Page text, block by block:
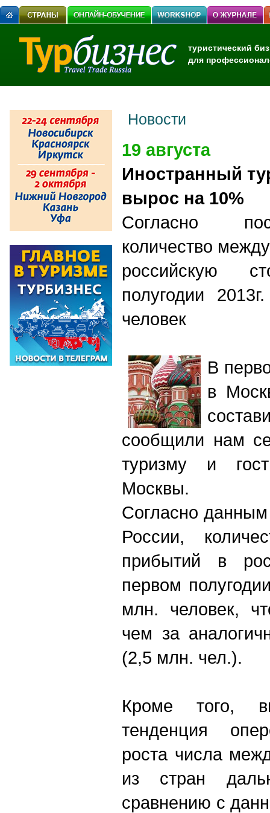
туристический
для
Новости
19 августа
Иностранный
вырос на 10%
Cогласно
количество
российскую
полугодии
человек
В
в
сообщили нам
туризму и
Москвы.
Согласно
России,
прибытий в
первом
млн. человек,
чем за
(2,5 млн. чел.).
Кроме того,
тенденция
роста числа
из стран
сравнению с